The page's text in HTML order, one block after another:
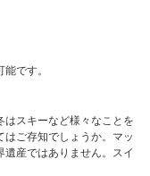
です。
はスキーなど様々なことを
ご存知でしょうか。マッ
産ではありません。スイ